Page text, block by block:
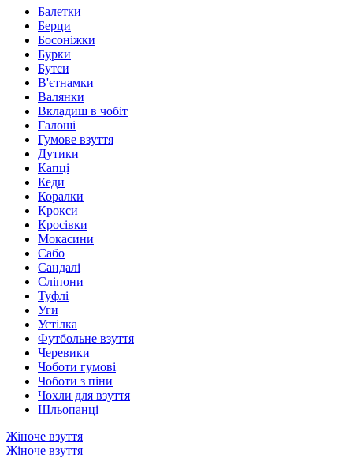
Балетки
Берци
Босоніжки
Бурки
Бутси
В'єтнамки
Валянки
Вкладиш в чобіт
Галоші
Гумове взуття
Дутики
Капці
Кеди
Коралки
Крокси
Кросівки
Мокасини
Сабо
Сандалі
Сліпони
Туфлі
Уги
Устілка
Футбольне взуття
Черевики
Чоботи гумові
Чоботи з піни
Чохли для взуття
Шльопанці
Жіноче взуття
Жіноче взуття